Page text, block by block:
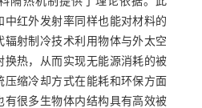
中红外发射率同样也能对材料的
辐射制冷技术利用物体与外太空
换热，从而实现无能源消耗的被
压缩冷却方式在能耗和环保方面
有很多生物体内结构具有高效被